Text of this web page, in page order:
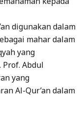
digunakan dalam
mahar dalam
yang
Abdul
yang
Al-Qur’an dalam